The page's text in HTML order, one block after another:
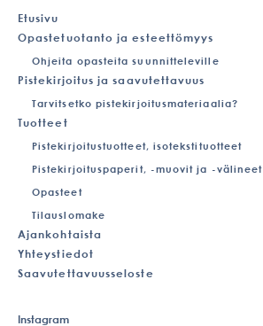
Etusivu
Opastetuotanto ja esteettömyys
Ohjeita opasteita suunnitteleville
Pistekirjoitus ja saavutettavuus
Tarvitsetko pistekirjoitusmateriaalia?
Tuotteet
Pistekirjoitustuotteet, isotekstituotteet
Pistekirjoituspaperit, -muovit ja -välineet
Opasteet
Tilauslomake
Ajankohtaista
Yhteystiedot
Saavutettavuusseloste
Instagram